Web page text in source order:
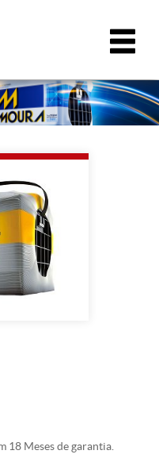
18 Meses de garantia.